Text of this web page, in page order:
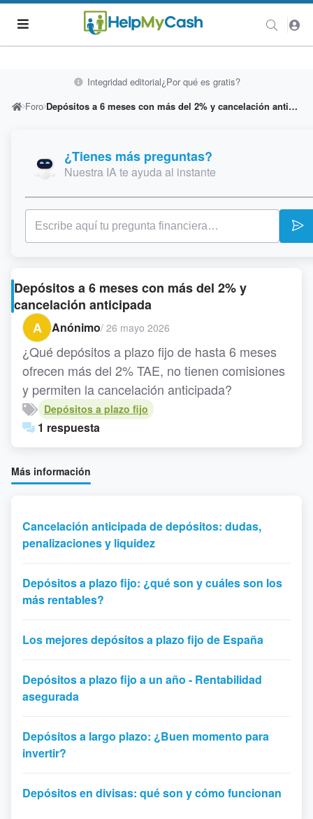
Integridad editorial¿Por qué es gratis?
Foro
Depósitos a 6 meses con más del 2% y cancelación anticipada
¿Tienes más preguntas?
Nuestra IA te ayuda al instante
Depósitos a 6 meses con más del 2% y
cancelación anticipada
A
Anónimo/ 26 mayo 2026
¿Qué depósitos a plazo fijo de hasta 6 meses
ofrecen más del 2% TAE, no tienen comisiones
y permiten la cancelación anticipada?
Depósitos a plazo fijo
1 respuesta
Más información
Cancelación anticipada de depósitos: dudas,
penalizaciones y liquidez
Depósitos a plazo fijo: ¿qué son y cuáles son los
más rentables?
Los mejores depósitos a plazo fijo de España
Depósitos a plazo fijo a un año - Rentabilidad
asegurada
Depósitos a largo plazo: ¿Buen momento para
invertir?
Depósitos en divisas: qué son y cómo funcionan